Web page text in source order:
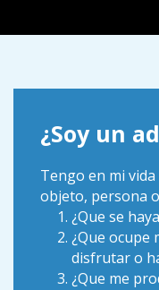
¿Soy un
Tengo en mi
objeto, persona
¿Que se
¿Que ocupe
disfrutar o
¿Que me